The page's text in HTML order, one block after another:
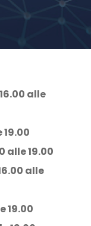
16.00 alle
19.00
alle 19.00
alle
19.00